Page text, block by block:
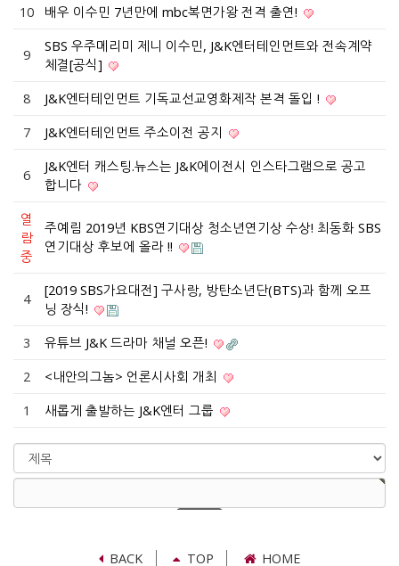
10 배우 이수민 7년만에 mbc복면가왕 전격 출연!
9
SBS 우주메리미 제니 이수민, J&K엔터테인먼트와 전속계약
체결[공식]
8
J&K엔터테인먼트 기독교선교영화제작 본격 돌입 !
7
J&K엔터테인먼트 주소이전 공지
6
J&K엔터 캐스팅.뉴스는 J&K에이전시 인스타그램으로 공고
합니다
열
람
중
주예림 2019년 KBS연기대상 청소년연기상 수상! 최동화 SBS
연기대상 후보에 올라 !!
4
[2019 SBS가요대전] 구사랑, 방탄소년단(BTS)과 함께 오프
닝 장식!
3
유튜브 J&K 드라마 채널 오픈!
2
<내안의그놈> 언론시사회 개최
1
새롭게 출발하는 J&K엔터 그룹
색
상
색
수
BACK TOP HOME